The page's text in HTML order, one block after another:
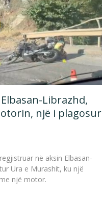
Librazhd,
një i plagosur
në aksin Elbasan-
Ura e Murashit, ku një
një motor.